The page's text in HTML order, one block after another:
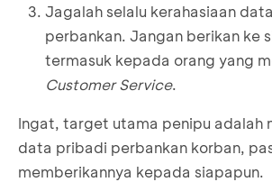
Jagalah selalu kerahasiaan
perbankan. Jangan berikan ke
termasuk kepada orang yang
Customer Service.
Ingat, target utama penipu adalah
data pribadi perbankan korban,
memberikannya kepada siapapun.